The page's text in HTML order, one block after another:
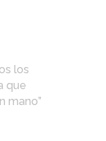
los
que
mano”